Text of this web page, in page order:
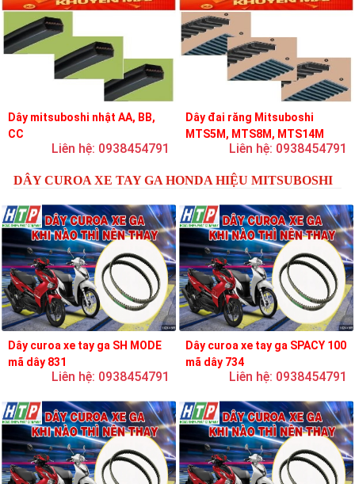
Dây mitsuboshi nhật AA, BB,
CC
Liên hệ: 0938454791
Dây đai răng Mitsuboshi
MTS5M, MTS8M, MTS14M
Liên hệ: 0938454791
DÂY CUROA XE TAY GA HONDA HIỆU MITSUBOSHI
Dây curoa xe tay ga SH MODE
mã dây 831
Liên hệ: 0938454791
Dây curoa xe tay ga SPACY 100
mã dây 734
Liên hệ: 0938454791